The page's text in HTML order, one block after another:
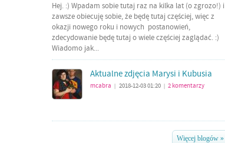
Hej. :) Wpadam sobie tutaj raz na kilka lat (o zgrozo!) i
zawsze obiecuję sobie, że będę tutaj częściej, więc z
okazji nowego roku i nowych postanowień,
zdecydowanie będę tutaj o wiele częściej zaglądać. :)
Wiadomo jak...
Aktualne zdjęcia Marysi i Kubusia
mcabra 2018-12-03 01:20 2 komentarzy
Więcej blogów »